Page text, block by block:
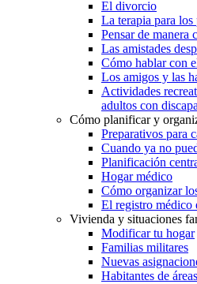
El divorcio
La terapia para los
Pensar de manera
Las amistades
Cómo hablar con
Los amigos y las
Actividades
adultos con
Cómo planificar y
Preparativos para
Cuando ya no
Planificación
Hogar médico
Cómo organizar
El registro médico
Vivienda y situaciones
Modificar tu hogar
Familias militares
Nuevas
Habitantes de